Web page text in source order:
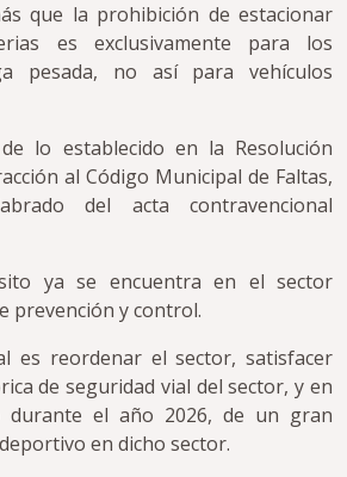
que la prohibición de estacionar
es exclusivamente para los
pesada, no así para vehículos
lo establecido en la Resolución
al Código Municipal de Faltas,
del acta contravencional
ya se encuentra en el sector
prevención y control.
es reordenar el sector, satisfacer
de seguridad vial del sector, y en
durante el año 2026, de un gran
en dicho sector.